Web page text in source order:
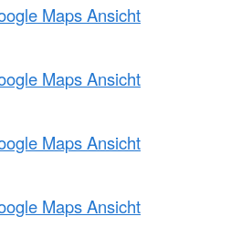
Maps Ansicht
Maps Ansicht
Maps Ansicht
Maps Ansicht